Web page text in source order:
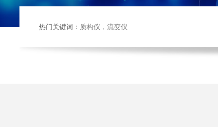
热门关键词： 质构仪 ， 流变仪